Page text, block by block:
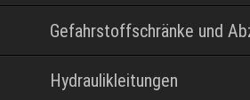
Gefahrstoffschränke und
Hydraulikleitungen